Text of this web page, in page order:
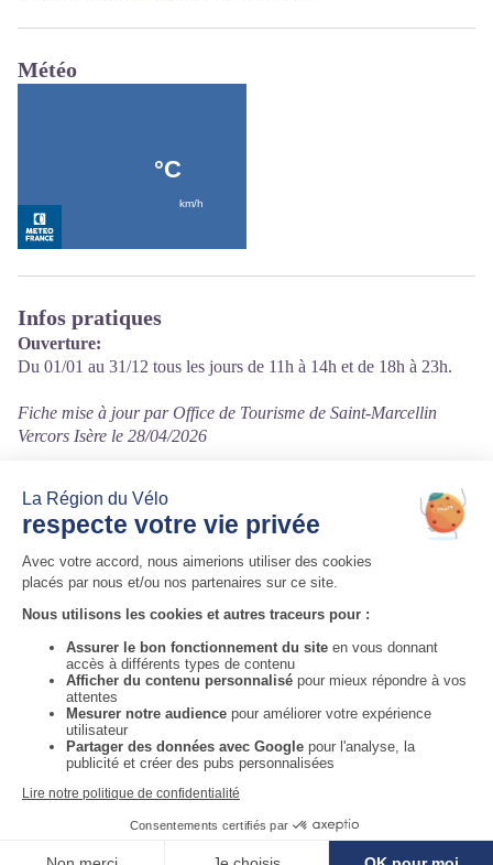
Voir la carte
Météo
Infos pratiques
Ouverture:
Du 01/01 au 31/12 tous les jours de 11h à 14h et de 18h à 23h.
Fiche mise à jour par Office de Tourisme de Saint-Marcellin
Vercors Isère le 28/04/2026
Contact
6 place Jean Sorrel
38160 Saint-Marcellin
Tél. 09 82 67 87 10
Auvergne-Rhône-Alpes Tourisme
Informations complémentaires